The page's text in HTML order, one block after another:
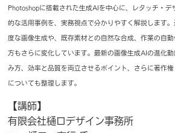
Photoshopに搭載された生成AIを中心に、レタッチ・
的な活用事例を、実務視点で分かりやすく解説します
度な画像生成や、既存素材との自然な合成、作業の自
方もさらに変化しています。最新の画像生成AIの進化
み方、効率と品質を両立させるポイント、さらに著作
についても整理します。
【講師】
有限会社樋口デザイン事務所